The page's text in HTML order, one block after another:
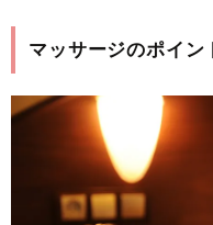
マッサージのポイ